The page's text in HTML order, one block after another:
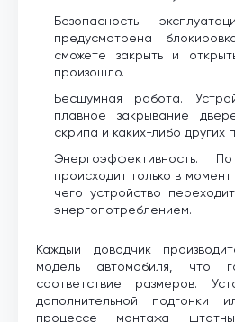
Безопасность
предусмотрена
сможете закрыть и
произошло.
Бесшумная работа.
плавное закрывание
скрипа и каких-либо других
Энергоэффективность.
происходит только в
чего устройство
энергопотреблением.
Каждый доводчик
модель автомобиля, что
соответствие размеров.
дополнительной подгонки
процессе монтажа